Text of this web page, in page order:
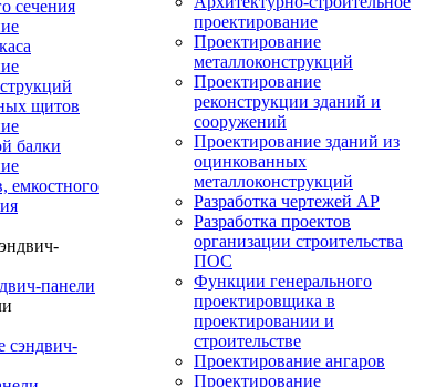
сечения
щитов
балки
емкостного
панели
сэндвич-
проектирование
Проектирование
металлоконструкций
Проектирование
реконструкции зданий и
сооружений
Проектирование зданий из
оцинкованных
металлоконструкций
Разработка чертежей АР
Разработка проектов
организации строительства
ПОС
Функции генерального
проектировщика в
проектировании и
строительстве
Проектирование ангаров
Проектирование